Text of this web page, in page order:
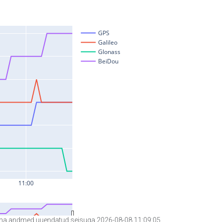
andmed uuendatud seisuga 2026-08-08 11:09:05